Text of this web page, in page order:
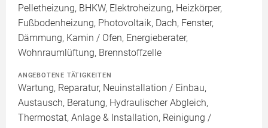
Pelletheizung, BHKW, Elektroheizung, Heizkörper,
Fußbodenheizung, Photovoltaik, Dach, Fenster,
Dämmung, Kamin / Ofen, Energieberater,
Wohnraumlüftung, Brennstoffzelle
ANGEBOTENE TÄTIGKEITEN
Wartung, Reparatur, Neuinstallation / Einbau,
Austausch, Beratung, Hydraulischer Abgleich,
Thermostat, Anlage & Installation, Reinigung /